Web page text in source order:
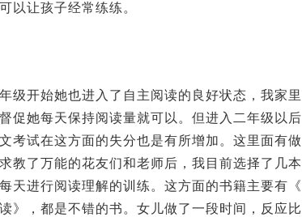
以让孩子经常练练。
级开始她也进入了自主阅读的良好状态，我家
促她每天保持阅读量就可以。但进入二年级以
考试在这方面的失分也是有所增加。这里面有
教了万能的花友们和老师后，我目前选择了几
天进行阅读理解的训练。这方面的书籍主要有
》，都是不错的书。女儿做了一段时间，反应